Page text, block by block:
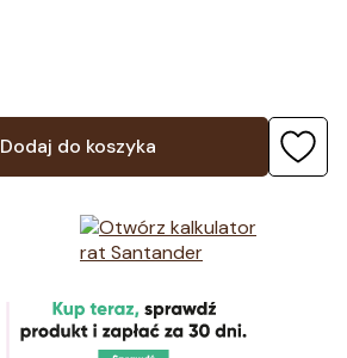
Dodaj do koszyka